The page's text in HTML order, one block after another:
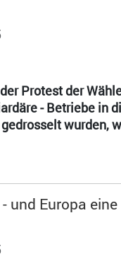
Protest der
- Betriebe in
wurden,
und Europa